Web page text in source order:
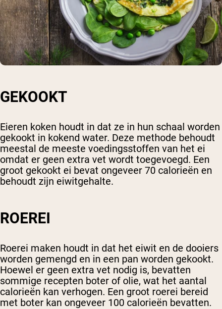
GEKOOKT
Eieren koken houdt in dat ze in hun schaal worden
gekookt in kokend water. Deze methode behoudt
meestal de meeste voedingsstoffen van het ei
omdat er geen extra vet wordt toegevoegd. Een
groot gekookt ei bevat ongeveer 70 calorieën en
behoudt zijn eiwitgehalte.
ROEREI
Roerei maken houdt in dat het eiwit en de dooiers
worden gemengd en in een pan worden gekookt.
Hoewel er geen extra vet nodig is, bevatten
sommige recepten boter of olie, wat het aantal
calorieën kan verhogen. Een groot roerei bereid
met boter kan ongeveer 100 calorieën bevatten.